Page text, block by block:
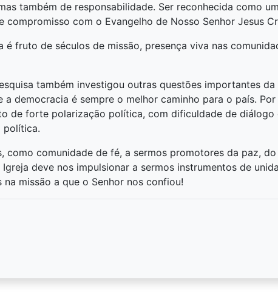
também de responsabilidade. Ser reconhecida como
com o Evangelho de Nosso Senhor Jesus
fruto de séculos de missão, presença viva nas
também investigou outras questões importantes
a democracia é sempre o melhor caminho para o país.
de forte polarização política, com dificuldade de diálogo
política.
como comunidade de fé, a sermos promotores da paz,
deve nos impulsionar a sermos instrumentos de
missão a que o Senhor nos confiou!